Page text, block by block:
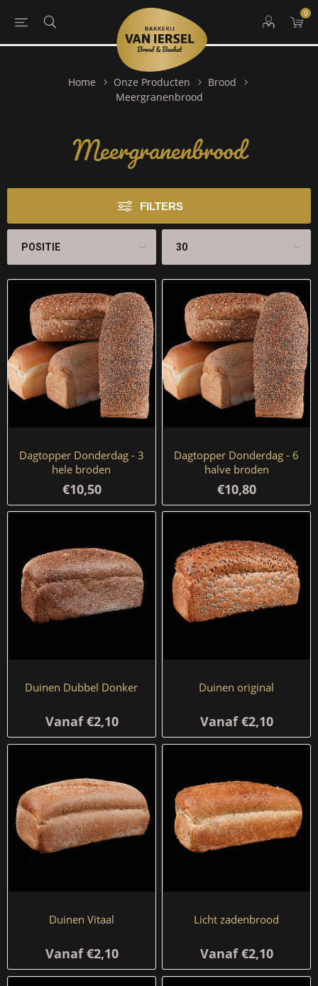
0
Home Onze Producten
Brood
Meergranenbrood
Meergranenbrood
FILTERS
Dagtopper Donderdag - 3
hele broden
€10,50
Dagtopper Donderdag - 6
halve broden
€10,80
Duinen Dubbel Donker
Vanaf €2,10
Duinen original
Vanaf €2,10
Duinen Vitaal
Vanaf €2,10
Licht zadenbrood
Vanaf €2,10